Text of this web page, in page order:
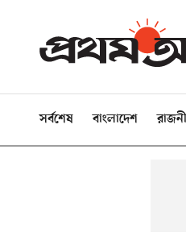
সর্বশেষ বাংলাদেশ